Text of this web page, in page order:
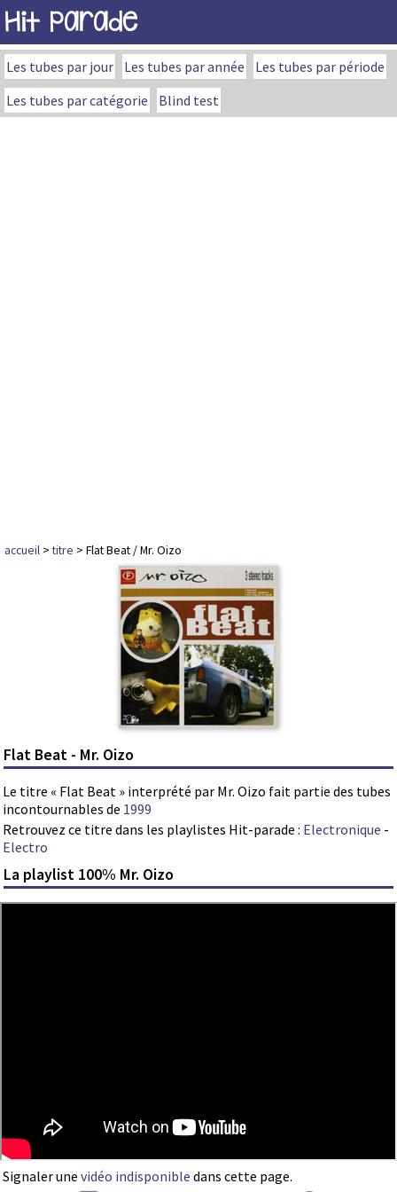
Hit Parade
Les tubes par jour Les tubes par année
Les tubes par période
Les tubes par catégorie
Blind test
accueil >titre > Flat Beat / Mr. Oizo
Flat Beat - Mr. Oizo
Le titre « Flat Beat » interprété par Mr. Oizo fait partie des tubes
incontournables de 1999
Retrouvez ce titre dans les playlistes Hit-parade : Electronique -
Electro
La playlist 100% Mr. Oizo
Signaler une vidéo indisponible dans cette page.